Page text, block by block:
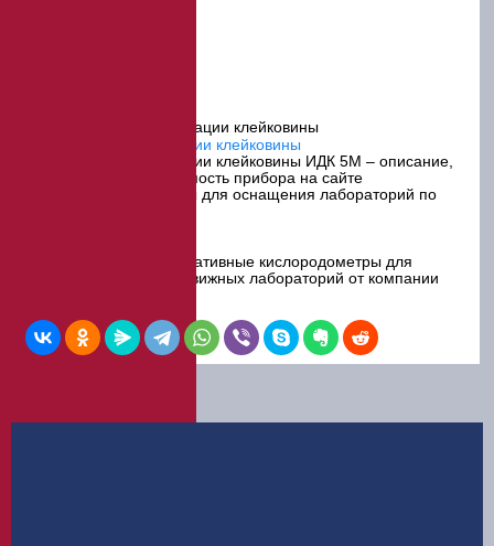
Измеритель деформации клейковины
Измеритель деформации клейковины ИДК 5М – описание,
характеристики и стоимость прибора на сайте
ЭкспертЦентр – товары для оснащения лабораторий по
Оксиметр - купить портативные кислородометры для
стационарных и передвижных лабораторий от компании